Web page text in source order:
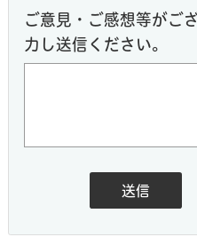
ご意見・ご感想等がご
力し送信ください。